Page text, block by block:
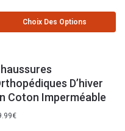
Choix Des Options
D’hiver
Coton Imperméable
€